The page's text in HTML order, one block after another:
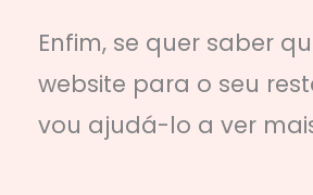
Enfim, se quer saber
website para o seu
vou ajudá-lo a ver